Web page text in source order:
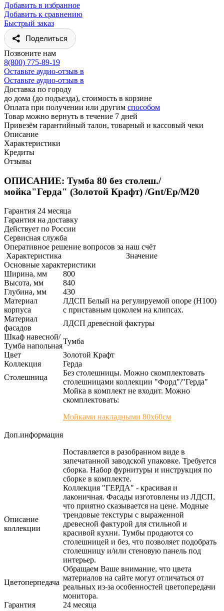
Добавить в избранное
Добавить к сравнению
Быстрый заказ
Поделиться
Позвоните нам
8(800) 775-89-19
Оставьте аудио-отзыв в
Оставьте аудио-отзыв в
Доставка по городу
до дома (до подъезда), стоимость в корзине
Оплата при получении или другим способом
Товар можно вернуть в течение 7 дней
Привезём гарантийный талон, товарный и кассовый чеки
Описание
Характеристики
Кредиты
Отзывы
ОПИСАНИЕ: Тумба 80 без столеш./
мойка"Герда" (Золотой Крафт) /Gnt/Ep/М20
Гарантия 24 месяца
Гарантия на доставку
Действует по России
Сервисная служба
Оперативное решение вопросов за наш счёт
Характеристика
Значение
Основные характеристики
Ширина, мм
800
Высота, мм
840
Глубина, мм
430
Материал
корпуса
ЛДСП Белый на регулируемой опоре (H100)
с приставным цоколем на клипсах.
Материал
фасадов
ЛДСП древесной фактуры
Шкаф навесной/
Тумба напольная
Тумба
Цвет
Золотой Крафт
Коллекция
Герда
Столешница
Без столешницы. Можно скомплектовать
столешницами коллекции "Форд"/"Герда"
Доп.информация
Мойка в комплект не входит. Можно
скомплектовать:
Мойками накладными 80х60см
Поставляется в разобранном виде в
запечатанной заводской упаковке. Требуется
сборка. Набор фурнитуры и инструкция по
сборке в комплекте.
Описание
коллекции
Коллекция "ГЕРДА" - красивая и
лаконичная. Фасады изготовлены из ЛДСП,
что приятно сказывается на цене. Модные
трендовые текстуры с выраженной
древесной фактурой для стильной и
красивой кухни. Тумбы продаются со
столешницей и без, что позволяет подобрать
столешницу и/или стеновую панель под
интерьер.
Цветоперпедача
Обращаем Ваше внимание, что цвета
материалов на сайте могут отличаться от
реальных из-за особенностей цветопередачи
монитора.
Гарантия
24 месяца